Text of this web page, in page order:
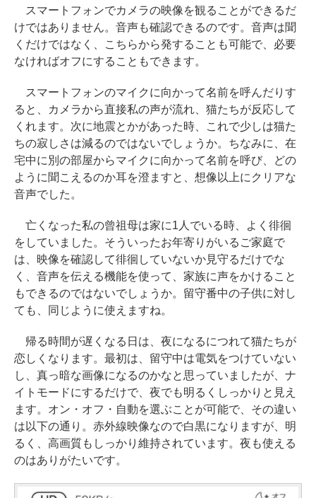
スマートフォンでカメラの映像を観ることができるだ
けではありません。音声も確認できるのです。音声は聞
くだけではなく、こちらから発することも可能で、必要
なければオフにすることもできます。
スマートフォンのマイクに向かって名前を呼んだりす
ると、カメラから直接私の声が流れ、猫たちが反応して
くれます。次に地震とかがあった時、これで少しは猫た
ちの寂しさは減るのではないでしょうか。ちなみに、在
宅中に別の部屋からマイクに向かって名前を呼び、どの
ように聞こえるのか耳を澄ますと、想像以上にクリアな
音声でした。
亡くなった私の曾祖母は家に1人でいる時、よく徘徊
をしていました。そういったお年寄りがいるご家庭で
は、映像を確認して徘徊していないか見守るだけでな
く、音声を伝える機能を使って、家族に声をかけること
もできるのではないでしょうか。留守番中の子供に対し
ても、同じように使えますね。
帰る時間が遅くなる日は、夜になるにつれて猫たちが
恋しくなります。最初は、留守中は電気をつけていない
し、真っ暗な画像になるのかなと思っていましたが、ナ
イトモードにするだけで、夜でも明るくしっかりと見え
ます。オン・オフ・自動を選ぶことが可能で、その違い
は以下の通り。赤外線映像なので白黒になりますが、明
るく、高画質もしっかり維持されています。夜も使える
のはありがたいです。